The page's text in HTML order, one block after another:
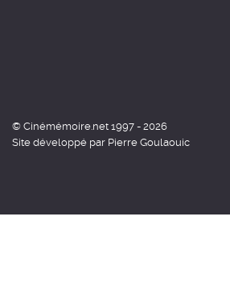
© Cinémémoire.net 1997 - 2026
Site développé par Pierre Goulaouic